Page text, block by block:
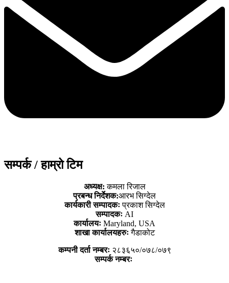
सम्पर्क / हाम्रो टिम
अध्यक्ष:कमला रिजाल
प्रबन्ध निर्देशक:आरभ सिग्देल
कार्यकारी सम्पादकःप्रकाश सिग्देल
सम्पादकः AI
कार्यालयः Maryland, USA
शाखा कार्यालयहरुःगैडाकोट
कम्पनी दर्ता नम्बरः२८३६५०/०७८/०७९
सम्पर्क नम्बरः